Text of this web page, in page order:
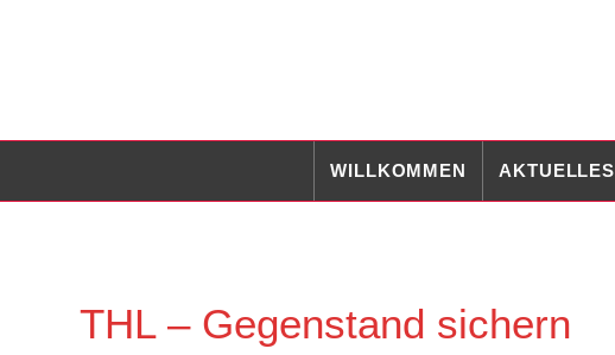
WILLKOMMEN AKTUELLES
THL – Gegenstand sichern